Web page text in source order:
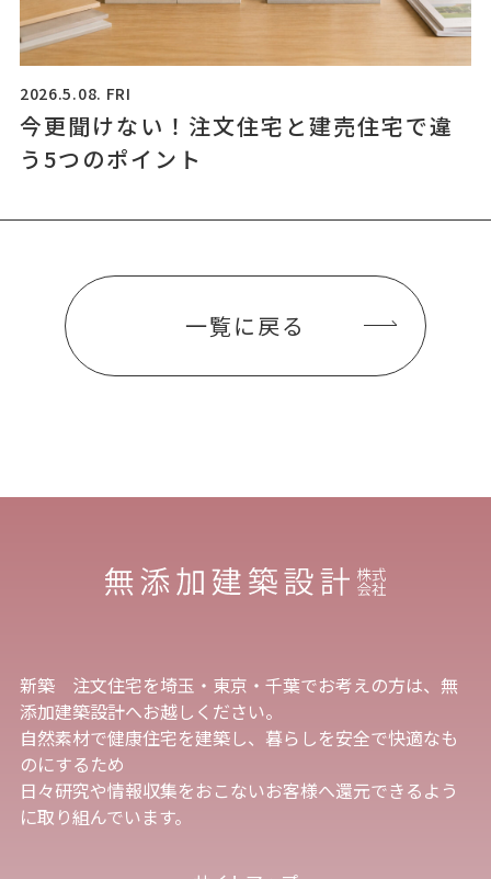
2026.5.08. FRI
今更聞けない！注文住宅と建売住宅で違
う5つのポイント
一覧に戻る
新築 注文住宅を埼玉・東京・千葉でお考えの方は、無
添加建築設計へお越しください。
自然素材で健康住宅を建築し、暮らしを安全で快適なも
のにするため
日々研究や情報収集をおこないお客様へ還元できるよう
に取り組んでいます。